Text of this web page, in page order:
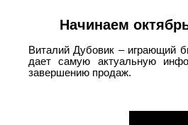
Начинаем
Виталий Дубовик – играющий
дает самую актуальную
завершению продаж.